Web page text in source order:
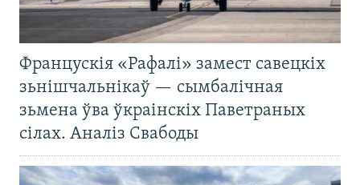
Францускія «Рафалі» замест савецкіх
зьнішчальнікаў — сымбалічная
зьмена ўва ўкраінскіх Паветраных
сілах. Аналіз Свабоды